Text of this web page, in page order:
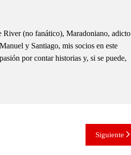
(no fanático), Maradoniano, adicto
y Santiago, mis socios en este
por contar historias y, si se puede,
Siguiente